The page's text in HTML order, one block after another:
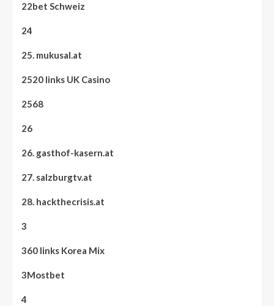
22bet Schweiz
24
25. mukusal.at
2520 links UK Casino
2568
26
26. gasthof-kasern.at
27. salzburgtv.at
28. hackthecrisis.at
3
360 links Korea Mix
3Mostbet
4